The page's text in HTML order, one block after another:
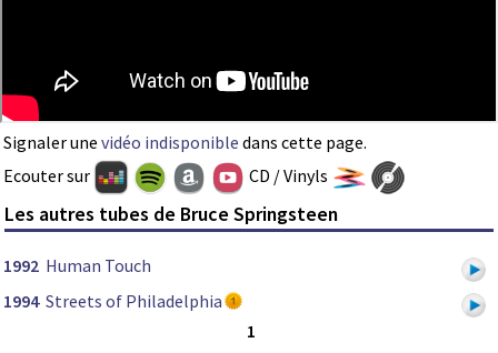
Signaler une vidéo indisponible dans cette page.
Ecouter sur
CD / Vinyls
Les autres tubes de Bruce Springsteen
1992 Human Touch
1994 Streets of Philadelphia
1